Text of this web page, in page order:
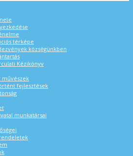
térképe
községünkben
Kézikönyv
művészek
fejlesztések
munkatársai